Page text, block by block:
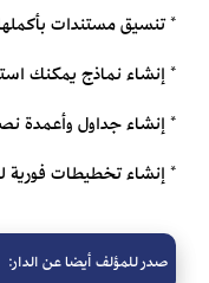
* تنسيق مستندات
* إنشاء نماذج يمكنك
* إنشاء جداول وأعمدة
* إنشاء تخطيطات
صدر للمؤلف أيضا عن الدار: